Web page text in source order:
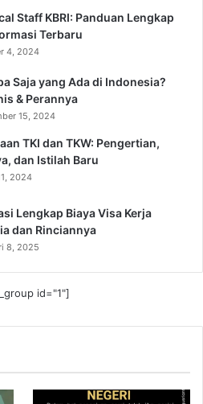
Staff KBRI: Panduan Lengkap
Terbaru
4, 2024
Saja yang Ada di Indonesia?
& Perannya
15, 2024
TKI dan TKW: Pengertian,
dan Istilah Baru
2024
Lengkap Biaya Visa Kerja
dan Rinciannya
8, 2025
id="1"]